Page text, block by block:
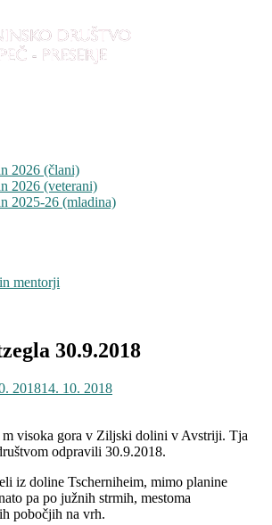
2026 (člani)
2026 (veterani)
2025-26 (mladina)
mentorji
30.9.2018
201814. 10. 2018
visoka gora v Ziljski dolini v Avstriji. Tja
odpravili 30.9.2018.
iz doline Tscherniheim, mimo planine
pa po južnih strmih, mestoma
pobočjih na vrh.